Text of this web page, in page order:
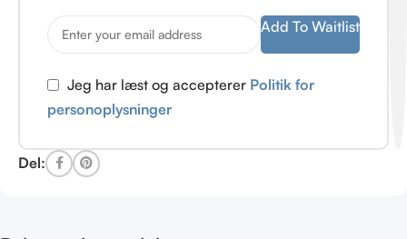
Add To Waitlist
Jeg har læst og accepterer Politik for
personoplysninger
Del: